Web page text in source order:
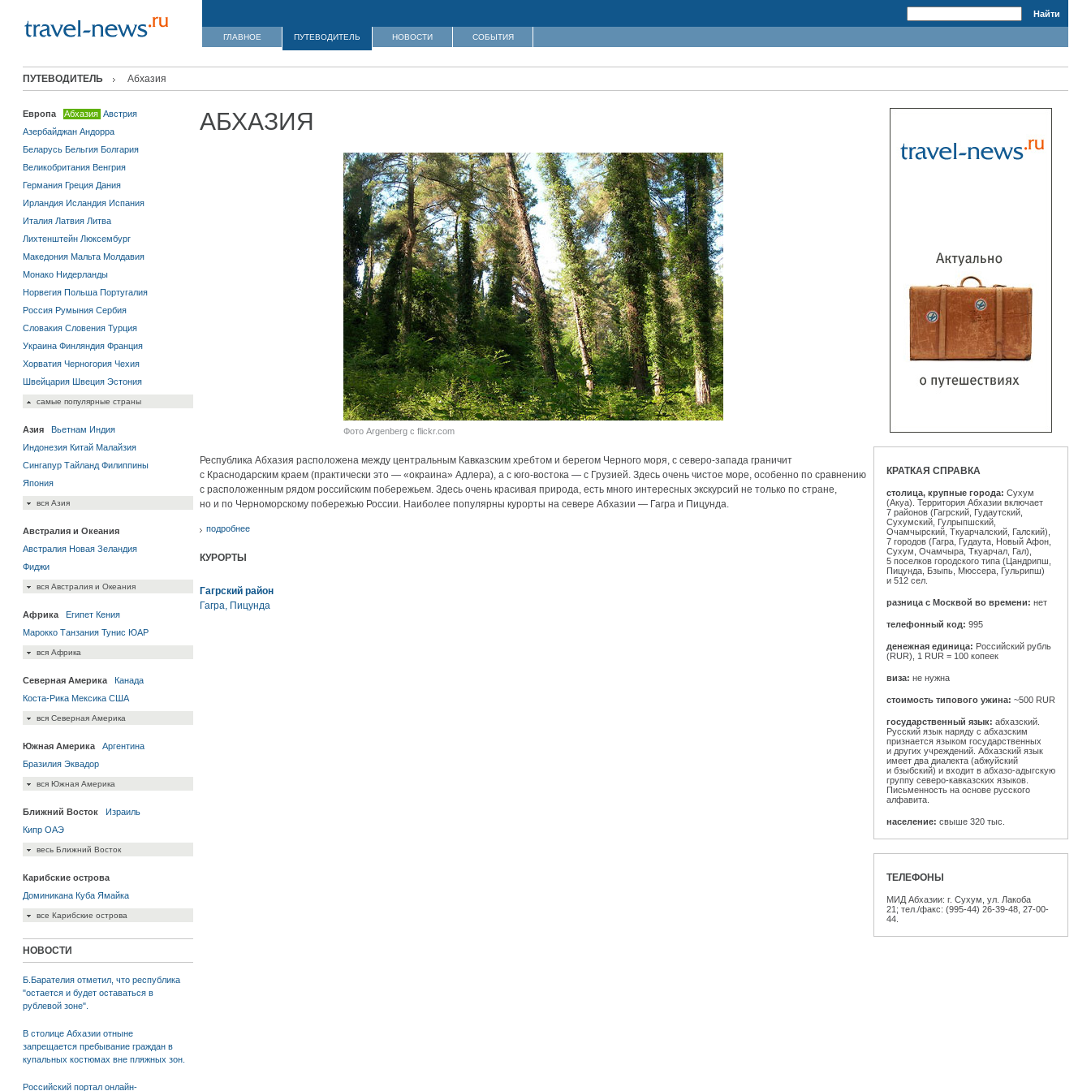
ГЛАВНОЕ ПУТЕВОДИТЕЛЬ НОВОСТИ СОБЫТИЯ
ПУТЕВОДИТЕЛЬ Абхазия
Европа Абхазия Австрия
Азербайджан Андорра
Беларусь Бельгия Болгария
Великобритания Венгрия
Германия Греция Дания
Ирландия Исландия Испания
Италия Латвия Литва
Лихтенштейн Люксембург
Македония Мальта Молдавия
Монако Нидерланды
Норвегия Польша Португалия
Россия Румыния Сербия
Словакия Словения Турция
Украина Финляндия Франция
Хорватия Черногория Чехия
Швейцария Швеция Эстония
самые популярные страны
Азия Вьетнам Индия
Индонезия Китай Малайзия
Сингапур Тайланд Филиппины
Япония
вся Азия
Австралия и Океания
Австралия Новая Зеландия
Фиджи
вся Австралия и Океания
Африка Египет Кения
Марокко Танзания Тунис ЮАР
вся Африка
Северная Америка
Канада
Коста-Рика Мексика США
вся Северная Америка
Южная Америка
Аргентина
Бразилия Эквадор
вся Южная Америка
Ближний Восток
Израиль
Кипр ОАЭ
весь Ближний Восток
Карибские острова
Доминикана Куба Ямайка
все Карибские острова
НОВОСТИ
Б.Барателия отметил, что республика
"остается и будет оставаться в
рублевой зоне".
В столице Абхазии отныне
запрещается пребывание граждан в
купальных костюмах вне пляжных зон.
Российский портал онлайн-
КРАТКАЯ СПРАВКА
столица, крупные города: Сухум
(Акуа). Территория Абхазии включает
7 районов (Гагрский, Гудаутский,
Сухумский, Гулрыпшский,
Очамчырский, Ткуарчалский, Галский),
7 городов (Гагра, Гудаута, Новый Афон,
Сухум, Очамчыра, Ткуарчал, Гал),
5 поселков городского типа (Цандрипш,
Пицунда, Бзыпь, Мюссера, Гульрипш)
и 512 сел.
разница с Москвой во времени: нет
телефонный код: 995
денежная единица: Российский рубль
(RUR), 1 RUR = 100 копеек
виза: не нужна
стоимость типового ужина: ~500 RUR
государственный язык: абхазский.
Русский язык наряду с абхазским
признается языком государственных
и других учреждений. Абхазский язык
имеет два диалекта (абжуйский
и бзыбский) и входит в абхазо-адыгскую
группу северо-кавказских языков.
Письменность на основе русского
алфавита.
население: свыше 320 тыс.
ТЕЛЕФОНЫ
МИД Абхазии: г. Сухум, ул. Лакоба
21; тел./факс: (995-44) 26-39-48, 27-00-
44.
АБХАЗИЯ
Фото Argenberg с flickr.com
Республика Абхазия расположена между центральным Кавказским хребтом и берегом Черного моря, с северо-запада граничит
с Краснодарским краем (практически это — «окраина» Адлера), а с юго-востока — с Грузией. Здесь очень чистое море, особенно по сравнению
с расположенным рядом российским побережьем. Здесь очень красивая природа, есть много интересных экскурсий не только по стране,
но и по Черноморскому побережью России. Наиболее популярны курорты на севере Абхазии — Гагра и Пицунда.
подробнее
КУРОРТЫ
Гагрский район
Гагра, Пицунда